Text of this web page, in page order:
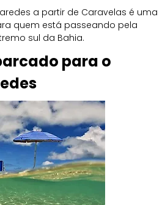
a partir de Caravelas é uma
quem está passeando pela
sul da Bahia.
para o